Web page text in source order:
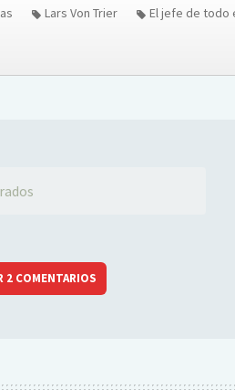
Lars Von Trier El jefe de todo
2 COMENTARIOS